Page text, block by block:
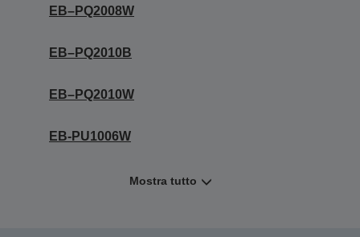
EB–PQ2008W
EB–PQ2010B
EB–PQ2010W
EB-PU1006W
Mostra tutto